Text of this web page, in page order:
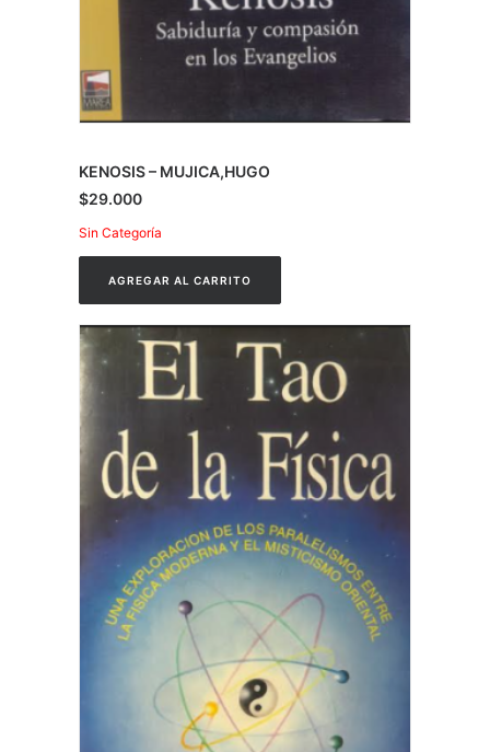
KENOSIS – MUJICA,HUGO
$29.000
Sin Categoría
AGREGAR AL CARRITO